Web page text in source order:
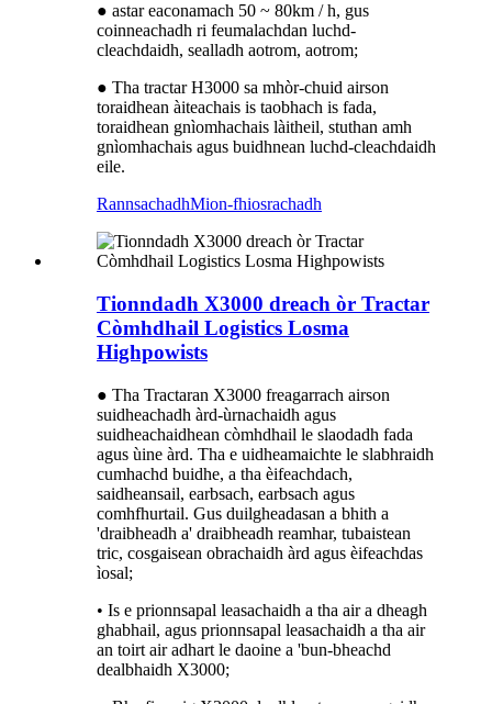
● astar eaconamach 50 ~ 80km / h, gus
coinneachadh ri feumalachdan luchd-
cleachdaidh, sealladh aotrom, aotrom;
● Tha tractar H3000 sa mhòr-chuid airson
toraidhean àiteachais is taobhach is fada,
toraidhean gnìomhachais làitheil, stuthan amh
gnìomhachais agus buidhnean luchd-cleachdaidh
eile.
RannsachadhMion-fhiosrachadh
Tionndadh X3000 dreach òr Tractar
Còmhdhail Logistics Losma
Highpowists
● Tha Tractaran X3000 freagarrach airson
suidheachadh àrd-ùrnachaidh agus
suidheachaidhean còmhdhail le slaodadh fada
agus ùine àrd. Tha e uidheamaichte le slabhraidh
cumhachd buidhe, a tha èifeachdach,
saidheansail, earbsach, earbsach agus
comhfhurtail. Gus duilgheadasan a bhith a
'draibheadh ​​a' draibheadh ​​reamhar, tubaistean
tric, cosgaisean obrachaidh àrd agus èifeachdas
ìosal;
• Is e prionnsapal leasachaidh a tha air a dheagh
ghabhail, agus prionnsapal leasachaidh a tha air
an toirt air adhart le daoine a 'bun-bheachd
dealbhaidh X3000;